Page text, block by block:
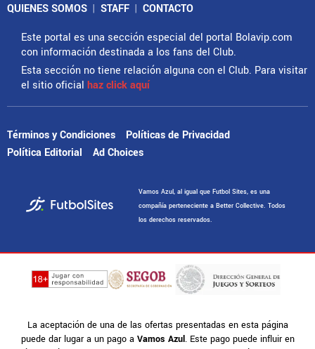
QUIENES SOMOS | STAFF | CONTACTO
Este portal es una sección especial del portal Bolavip.com
con información destinada a los fans del Club.
Esta sección no tiene relación alguna con el Club. Para visitar
el sitio oficial haz click aquí
Términos y Condiciones
Políticas de Privacidad
Política Editorial
Ad Choices
Vamos Azul, al igual que Futbol Sites, es una
compañía perteneciente a Better Collective. Todos
los derechos reservados.
La aceptación de una de las ofertas presentadas en esta página
puede dar lugar a un pago a Vamos Azul. Este pago puede influir en